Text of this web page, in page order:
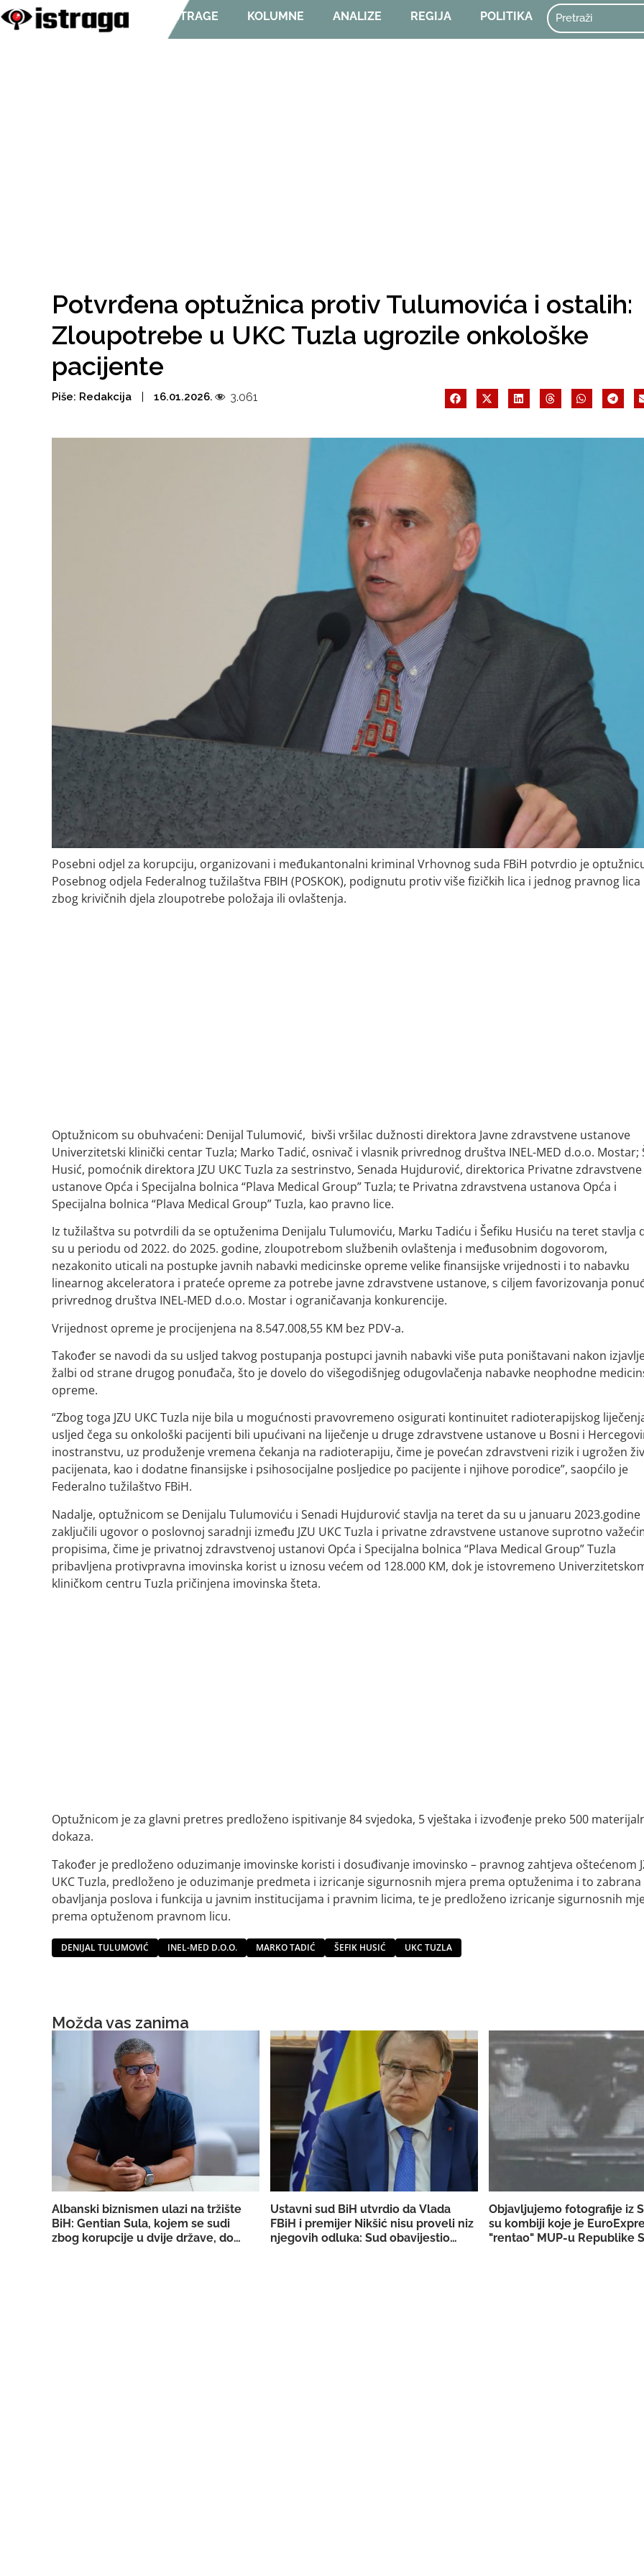
ISTRAGE KOLUMNE ANALIZE REGIJA POLITIKA
Potvrđena optužnica protiv Tulumovića i ostalih:
Zloupotrebe u UKC Tuzla ugrozile onkološke
pacijente
Piše: Redakcija 16.01.2026. 3.061
Posebni odjel za korupciju, organizovani i međukantonalni kriminal Vrhovnog suda FBiH potvrdio je
Posebnog odjela Federalnog tužilaštva FBIH (POSKOK), podignutu protiv više fizičkih lica i jednog pravnog lica
zbog krivičnih djela zloupotrebe položaja ili ovlaštenja.
Optužnicom su obuhvaćeni: Denijal Tulumović, bivši vršilac dužnosti direktora Javne zdravstvene ustanove
Univerzitetski klinički centar Tuzla; Marko Tadić, osnivač i vlasnik privrednog društva INEL-MED d.o.o. Mostar;
Husić, pomoćnik direktora JZU UKC Tuzla za sestrinstvo, Senada Hujdurović, direktorica Privatne zdravstvene
ustanove Opća i Specijalna bolnica “Plava Medical Group” Tuzla; te Privatna zdravstvena ustanova Opća i
Specijalna bolnica “Plava Medical Group” Tuzla, kao pravno lice.
Iz tužilaštva su potvrdili da se optuženima Denijalu Tulumoviću, Marku Tadiću i Šefiku Husiću na teret stavlja
su u periodu od 2022. do 2025. godine, zloupotrebom službenih ovlaštenja i međusobnim dogovorom,
nezakonito uticali na postupke javnih nabavki medicinske opreme velike finansijske vrijednosti i to nabavku
linearnog akceleratora i prateće opreme za potrebe javne zdravstvene ustanove, s ciljem favorizovanja
privrednog društva INEL-MED d.o.o. Mostar i ograničavanja konkurencije.
Vrijednost opreme je procijenjena na 8.547.008,55 KM bez PDV-a.
Također se navodi da su usljed takvog postupanja postupci javnih nabavki više puta poništavani nakon
žalbi od strane drugog ponuđača, što je dovelo do višegodišnjeg odugovlačenja nabavke neophodne
opreme.
“Zbog toga JZU UKC Tuzla nije bila u mogućnosti pravovremeno osigurati kontinuitet radioterapijskog
usljed čega su onkološki pacijenti bili upućivani na liječenje u druge zdravstvene ustanove u Bosni i
inostranstvu, uz produženje vremena čekanja na radioterapiju, čime je povećan zdravstveni rizik i ugrožen
pacijenata, kao i dodatne finansijske i psihosocijalne posljedice po pacijente i njihove porodice”, saopćilo je
Federalno tužilaštvo FBiH.
Nadalje, optužnicom se Denijalu Tulumoviću i Senadi Hujdurović stavlja na teret da su u januaru 2023.godine
zaključili ugovor o poslovnoj saradnji između JZU UKC Tuzla i privatne zdravstvene ustanove suprotno
propisima, čime je privatnoj zdravstvenoj ustanovi Opća i Specijalna bolnica “Plava Medical Group” Tuzla
pribavljena protivpravna imovinska korist u iznosu većem od 128.000 KM, dok je istovremeno
kliničkom centru Tuzla pričinjena imovinska šteta.
Optužnicom je za glavni pretres predloženo ispitivanje 84 svjedoka, 5 vještaka i izvođenje preko 500
dokaza.
Također je predloženo oduzimanje imovinske koristi i dosuđivanje imovinsko – pravnog zahtjeva oštećenom
UKC Tuzla, predloženo je oduzimanje predmeta i izricanje sigurnosnih mjera prema optuženima i to zabrana
obavljanja poslova i funkcija u javnim institucijama i pravnim licima, te je predloženo izricanje sigurnosnih
prema optuženom pravnom licu.
DENIJAL TULUMOVIĆ INEL-MED D.O.O. MARKO TADIĆ ŠEFIK HUSIĆ UKC TUZLA
Možda vas zanima
Albanski biznismen ulazi na tržište
BiH: Gentian Sula, kojem se sudi
zbog korupcije u dvije države, dobio
Ustavni sud BiH utvrdio da Vlada
FBiH i premijer Nikšić nisu proveli niz
njegovih odluka: Sud obavijestio
Objavljujemo fotografije iz
su kombiji koje je
"rentao" MUP-u Republike